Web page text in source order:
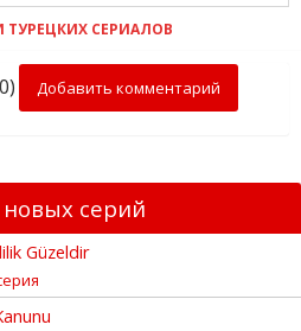
ТУРЕЦКИХ СЕРИАЛОВ
Добавить комментарий
серий
Güzeldir